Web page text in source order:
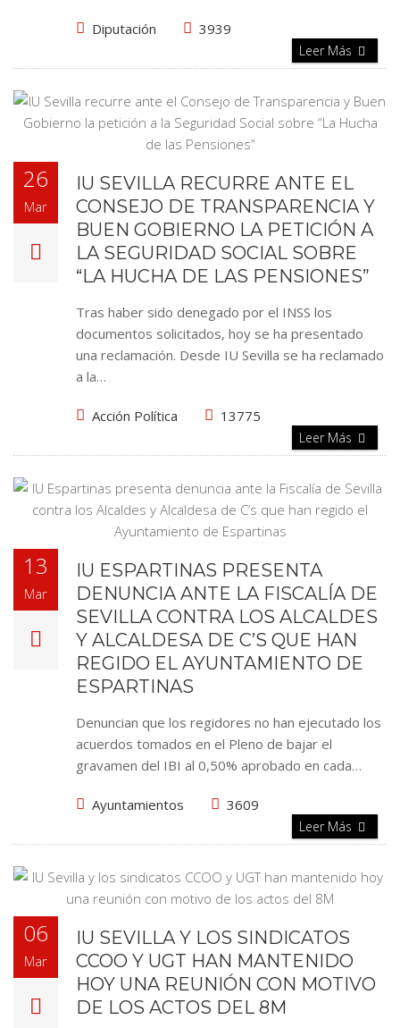
Diputación 3939
Leer Más
26
Mar
IU SEVILLA RECURRE ANTE EL
CONSEJO DE TRANSPARENCIA Y
BUEN GOBIERNO LA PETICIÓN A
LA SEGURIDAD SOCIAL SOBRE
“LA HUCHA DE LAS PENSIONES”
Tras haber sido denegado por el INSS los
documentos solicitados, hoy se ha presentado
una reclamación. Desde IU Sevilla se ha reclamado
a la…
Acción Política 13775
Leer Más
13
Mar
IU ESPARTINAS PRESENTA
DENUNCIA ANTE LA FISCALÍA DE
SEVILLA CONTRA LOS ALCALDES
Y ALCALDESA DE C’S QUE HAN
REGIDO EL AYUNTAMIENTO DE
ESPARTINAS
Denuncian que los regidores no han ejecutado los
acuerdos tomados en el Pleno de bajar el
gravamen del IBI al 0,50% aprobado en cada…
Ayuntamientos 3609
Leer Más
06
Mar
IU SEVILLA Y LOS SINDICATOS
CCOO Y UGT HAN MANTENIDO
HOY UNA REUNIÓN CON MOTIVO
DE LOS ACTOS DEL 8M